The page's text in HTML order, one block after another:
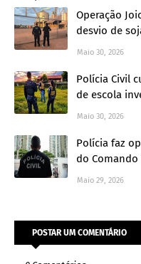
Operação
desvio de
Maio 30, 2026
Polícia Civil
de escola
Maio 30, 2026
Polícia faz
do
Maio 29, 2026
POSTAR UM COMENTÁRIO